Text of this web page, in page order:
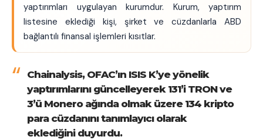
yaptırımları uygulayan kurumdur. Kurum, yaptırım
listesine eklediği kişi, şirket ve cüzdanlarla ABD
bağlantılı finansal işlemleri kısıtlar.
Chainalysis, OFAC’ın ISIS K’ye yönelik
yaptırımlarını güncelleyerek 131’i TRON ve
3’ü Monero ağında olmak üzere 134 kripto
para cüzdanını tanımlayıcı olarak
eklediğini duyurdu.